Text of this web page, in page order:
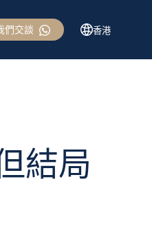
們交談 香港
結局